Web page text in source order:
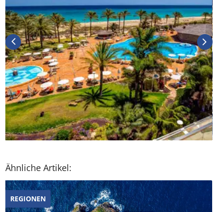
Ähnliche Artikel:
REGIONEN